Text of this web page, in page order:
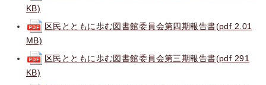
KB)
区民とともに歩む図書館委員会第四期報告書(pdf 2.01
MB)
区民とともに歩む図書館委員会第三期報告書(pdf 291
KB)